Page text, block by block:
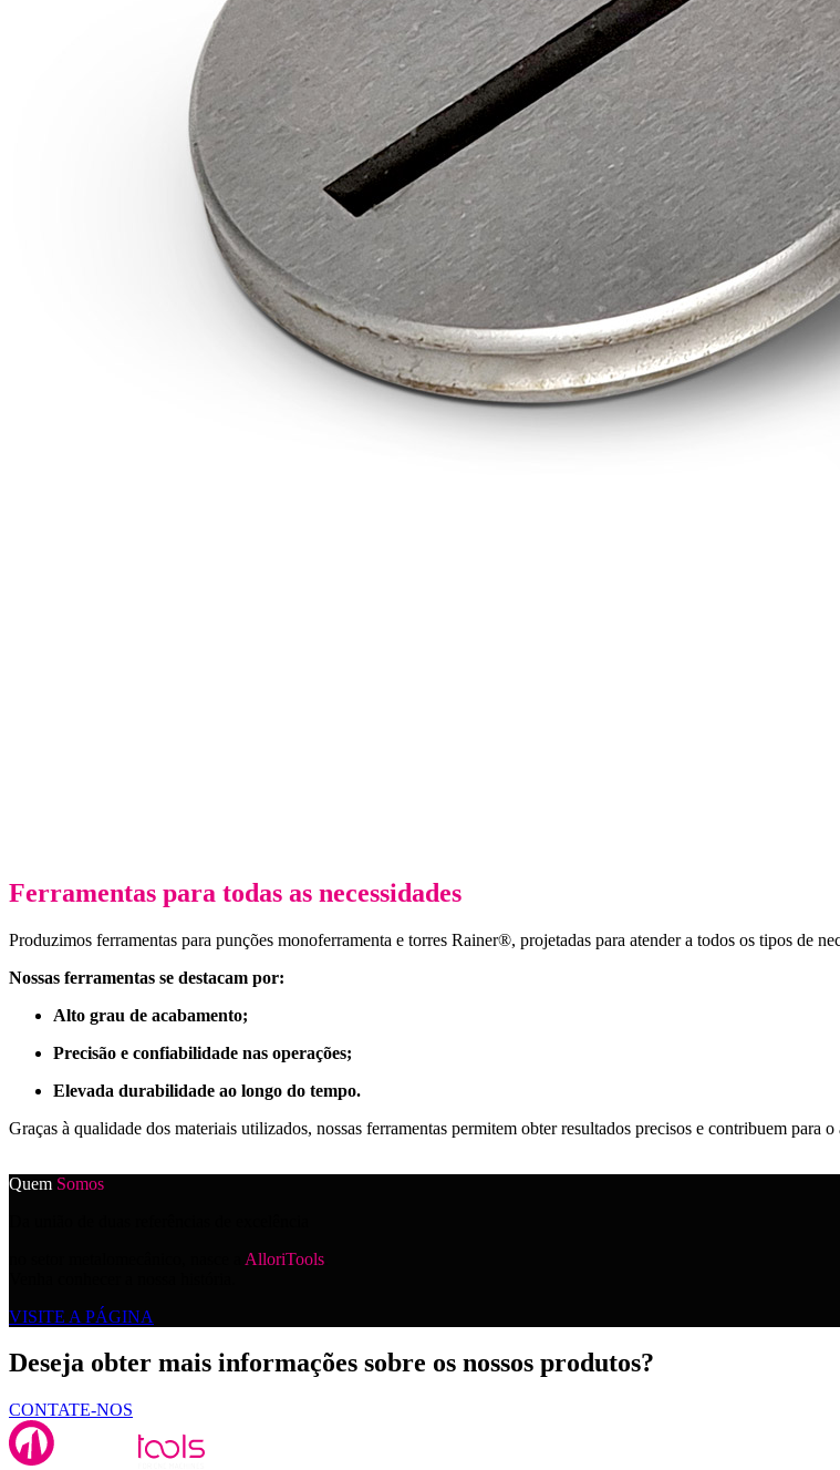
Ferramentas para todas as necessidades
Produzimos ferramentas para punções monoferramenta e torres Rainer®, projetadas para atender a todos os tipos de
Nossas ferramentas se destacam por:
Alto grau de acabamento;
Precisão e confiabilidade nas operações;
Elevada durabilidade ao longo do tempo.
Graças à qualidade dos materiais utilizados, nossas ferramentas permitem obter resultados precisos e contribuem para
Quem Somos
AlloriTools
VISITE A PÁGINA
Deseja obter mais informações sobre os nossos produtos?
CONTATE-NOS